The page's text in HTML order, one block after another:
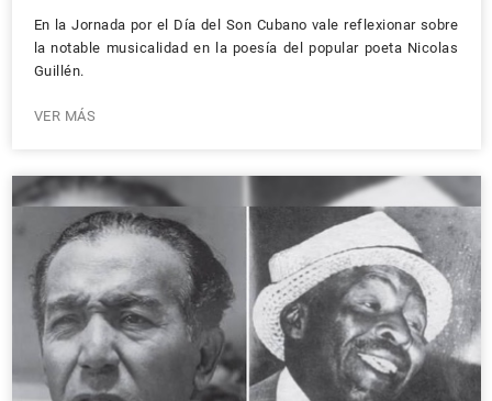
En la Jornada por el Día del Son Cubano vale reflexionar sobre
la notable musicalidad en la poesía del popular poeta Nicolas
Guillén.
VER MÁS